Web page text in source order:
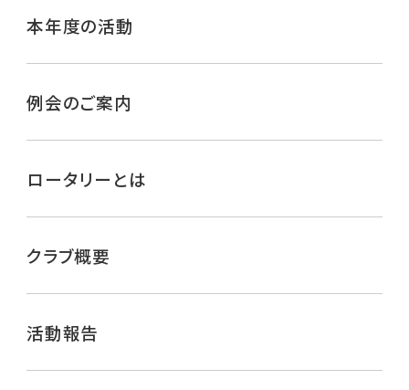
本年度の活動
例会のご案内
ロータリーとは
クラブ概要
活動報告